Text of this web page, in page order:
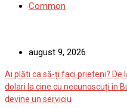
Common
august 9, 2026
Ai plăti ca să-ți faci prieteni? De
dolari la cine cu necunoscuți în
devine un serviciu